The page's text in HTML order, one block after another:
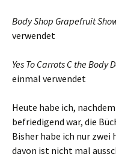
Body Shop Grapefruit
verwendet
Yes To Carrots C the
einmal verwendet
Heute habe ich,
befriedigend war, die
Bisher habe ich nur
davon ist nicht mal